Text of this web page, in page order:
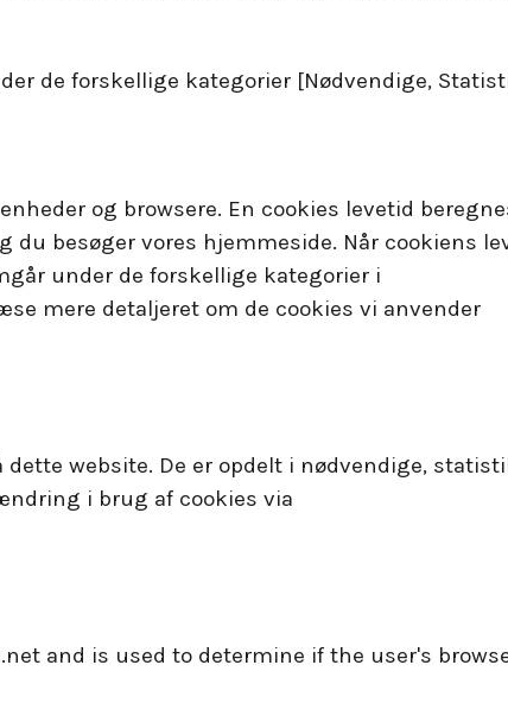
de forskellige kategorier [Nødvendige,
og browsere. En cookies levetid
besøger vores hjemmeside. Når cookiens
under de forskellige kategorier i
mere detaljeret om de cookies vi anvender
website. De er opdelt i nødvendige,
i brug af cookies via
and is used to determine if the user's